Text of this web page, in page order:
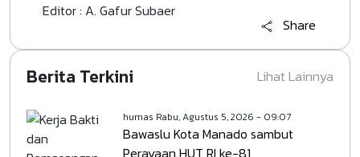
Editor : A. Gafur Subaer
Share
Berita Terkini
humas Rabu, Agustus 5, 2026 - 09:07
Bawaslu Kota Manado sambut
Lihat Lainnya